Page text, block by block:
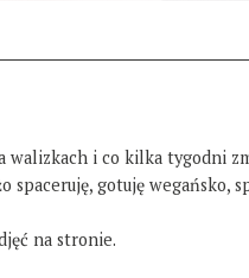
walizkach i co kilka tygodni
spaceruję, gotuję wegańsko,
na stronie.